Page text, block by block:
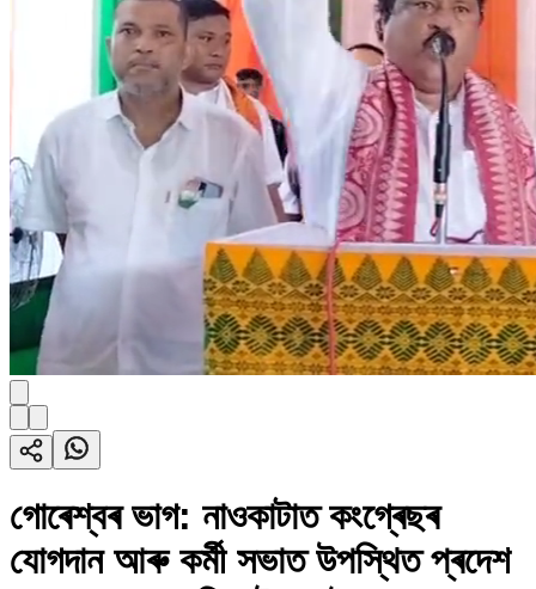
গোৰেশ্বৰ ভাগ: নাওকাটাত কংগ্ৰেছৰ
যোগদান আৰু কৰ্মী সভাত উপস্থিত প্ৰদেশ